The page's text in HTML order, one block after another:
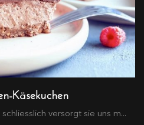
Käsekuchen
versorgt sie uns m...